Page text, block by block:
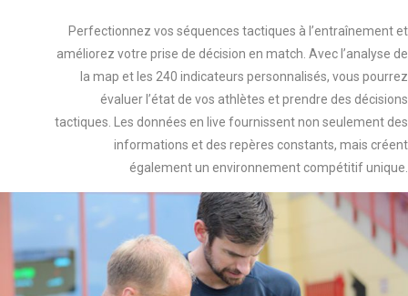
Perfectionnez vos séquences tactiques à l’entraînement et
améliorez votre prise de décision en match. Avec l’analyse de
la map et les 240 indicateurs personnalisés, vous pourrez
évaluer l’état de vos athlètes et prendre des décisions
tactiques. Les données en live fournissent non seulement des
informations et des repères constants, mais créent
également un environnement compétitif unique.